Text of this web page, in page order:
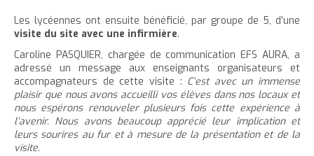
Les lycéennes ont ensuite bénéficié, par groupe de 5, d’une
visite du site avec une infirmière.
Caroline PASQUIER, chargée de communication EFS AURA, a
adressé un message aux enseignants organisateurs et
accompagnateurs de cette visite : C’est avec un immense
plaisir que nous avons accueilli vos élèves dans nos locaux et
nous espérons renouveler plusieurs fois cette expérience à
l’avenir. Nous avons beaucoup apprécié leur implication et
leurs sourires au fur et à mesure de la présentation et de la
visite.